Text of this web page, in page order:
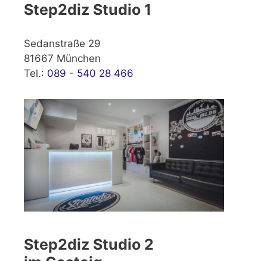
Step2diz Studio 1
Sedanstraße 29
81667 München
Tel.: 089 - 540 28 466
Step2diz Studio 2